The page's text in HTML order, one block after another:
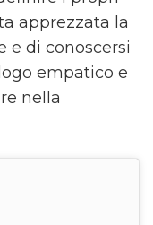
apprezzata la
e di conoscersi
empatico e
nella